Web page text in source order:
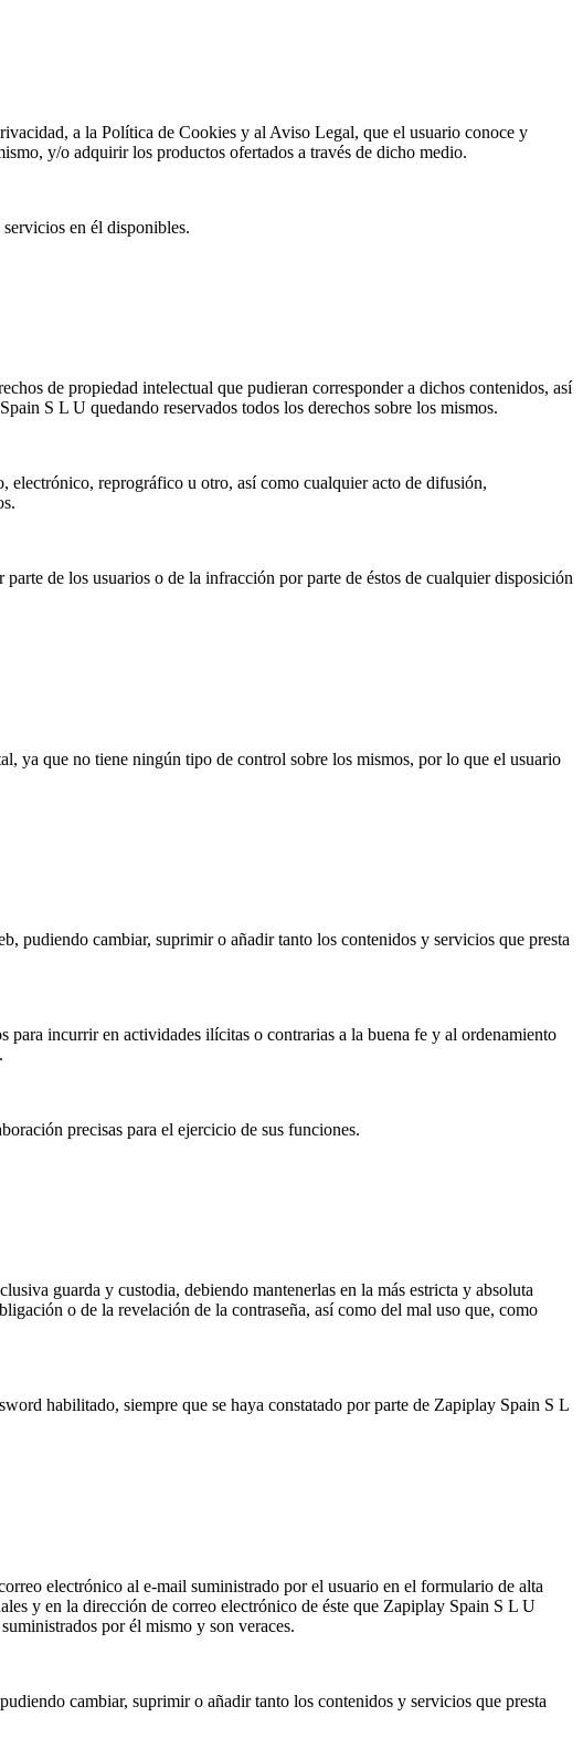
a la Política de Cookies y al Aviso Legal, que el usuario conoce y
y/o adquirir los productos ofertados a través de dicho medio.
en él disponibles.
de propiedad intelectual que pudieran corresponder a dichos contenidos, así
S L U quedando reservados todos los derechos sobre los mismos.
electrónico, reprográfico u otro, así como cualquier acto de difusión,
de los usuarios o de la infracción por parte de éstos de cualquier disposición
ya que no tiene ningún tipo de control sobre los mismos, por lo que el usuario
pudiendo cambiar, suprimir o añadir tanto los contenidos y servicios que presta
incurrir en actividades ilícitas o contrarias a la buena fe y al ordenamiento
precisas para el ejercicio de sus funciones.
guarda y custodia, debiendo mantenerlas en la más estricta y absoluta
o de la revelación de la contraseña, así como del mal uso que, como
habilitado, siempre que se haya constatado por parte de Zapiplay Spain S L
electrónico al e-mail suministrado por el usuario en el formulario de alta
y en la dirección de correo electrónico de éste que Zapiplay Spain S L U
por él mismo y son veraces.
cambiar, suprimir o añadir tanto los contenidos y servicios que presta